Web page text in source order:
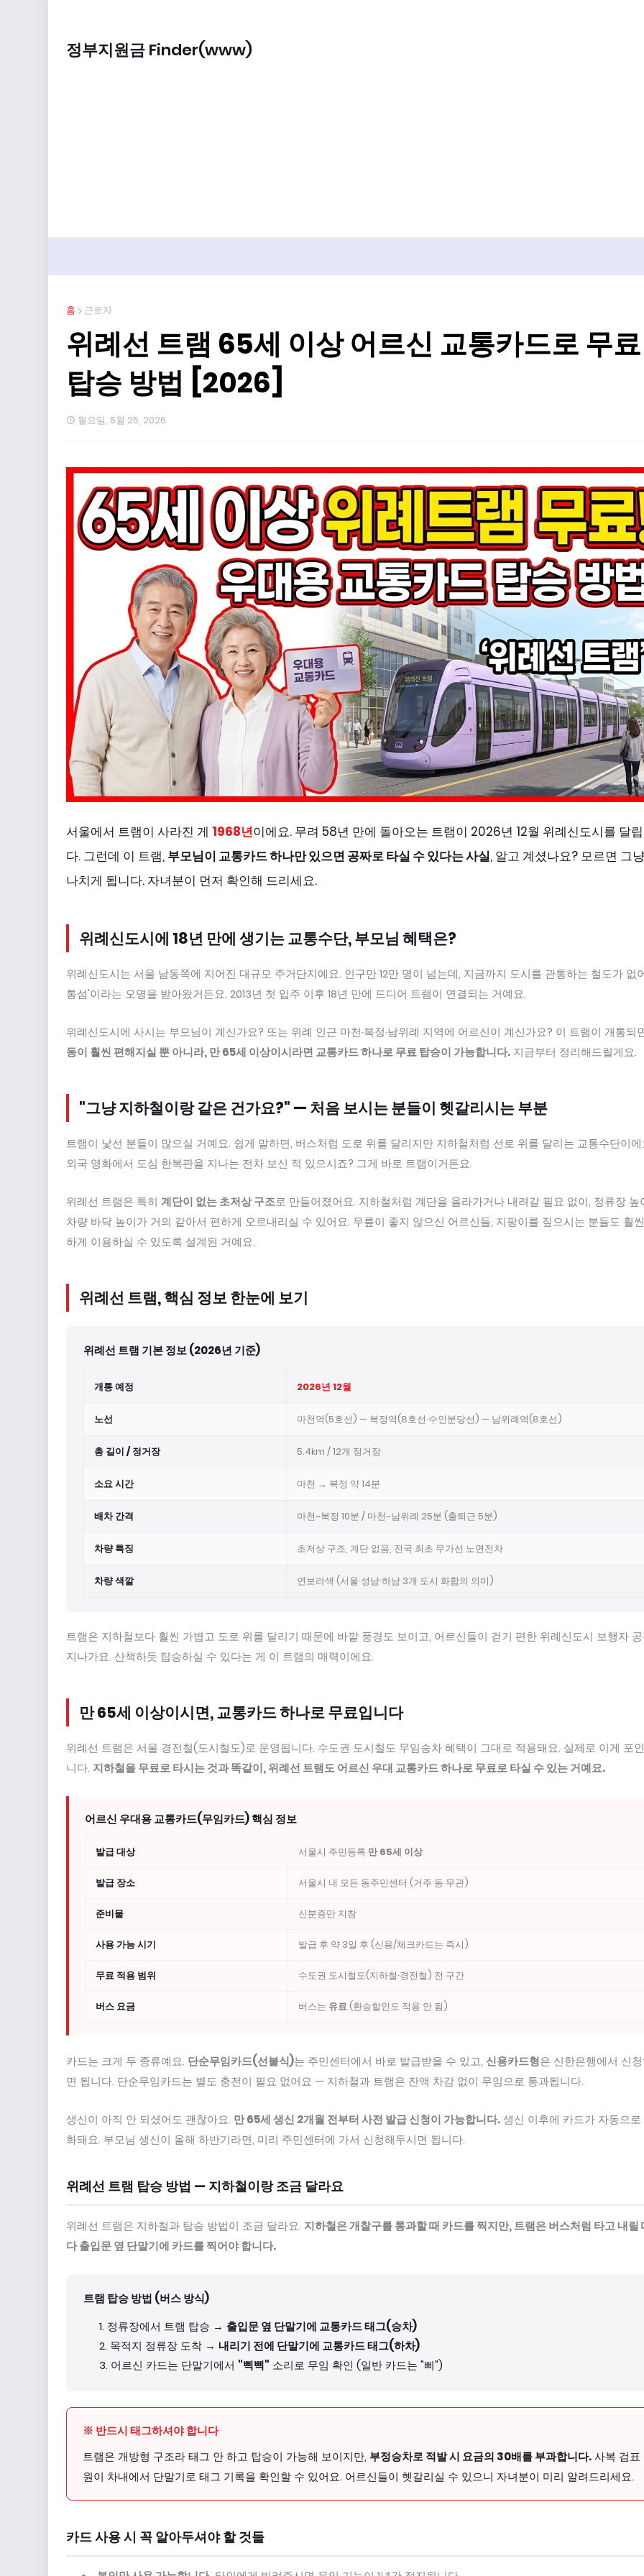
정부지원금 Finder(www)
홈 근로자
위례선 트램 65세 이상 어르신 교통카드로 무료
탑승 방법 [2026]
월요일, 5월 25, 2026
서울에서 트램이 사라진 게 1968년이에요. 무려 58년 만에 돌아오는 트램이 2026년 12월 위례신도시를 달
다. 그런데 이 트램, 부모님이 교통카드 하나만 있으면 공짜로 타실 수 있다는 사실, 알고 계셨나요? 모르면 그
나치게 됩니다. 자녀분이 먼저 확인해 드리세요.
위례신도시에 18년 만에 생기는 교통수단, 부모님 혜택은?
위례신도시는 서울 남동쪽에 지어진 대규모 주거단지예요. 인구만 12만 명이 넘는데, 지금까지 도시를 관통하는 철도가 없
통섬'이라는 오명을 받아왔거든요. 2013년 첫 입주 이후 18년 만에 드디어 트램이 연결되는 거예요.
위례신도시에 사시는 부모님이 계신가요? 또는 위례 인근 마천·복정·남위례 지역에 어르신이 계신가요? 이 트램이 개통되
동이 훨씬 편해지실 뿐 아니라, 만 65세 이상이시라면 교통카드 하나로 무료 탑승이 가능합니다. 지금부터 정리해드릴게요.
"그냥 지하철이랑 같은 건가요?" — 처음 보시는 분들이 헷갈리시는 부분
트램이 낯선 분들이 많으실 거예요. 쉽게 말하면, 버스처럼 도로 위를 달리지만 지하철처럼 선로 위를 달리는 교통수단이에
외국 영화에서 도심 한복판을 지나는 전차 보신 적 있으시죠? 그게 바로 트램이거든요.
위례선 트램은 특히 계단이 없는 초저상 구조로 만들어졌어요. 지하철처럼 계단을 올라가거나 내려갈 필요 없이, 정류장 높
차량 바닥 높이가 거의 같아서 편하게 오르내리실 수 있어요. 무릎이 좋지 않으신 어르신들, 지팡이를 짚으시는 분들도 훨
하게 이용하실 수 있도록 설계된 거예요.
위례선 트램, 핵심 정보 한눈에 보기
위례선 트램 기본 정보 (2026년 기준)
개통 예정 2026년 12월
노선 마천역(5호선) — 복정역(8호선·수인분당선) — 남위례역(8호선)
총 길이 / 정거장 5.4km / 12개 정거장
소요 시간 마천 → 복정 약 14분
배차 간격 마천~복정 10분 / 마천~남위례 25분 (출퇴근 5분)
차량 특징 초저상 구조, 계단 없음, 전국 최초 무가선 노면전차
차량 색깔 연보라색 (서울·성남·하남 3개 도시 화합의 의미)
트램은 지하철보다 훨씬 가볍고 도로 위를 달리기 때문에 바깥 풍경도 보이고, 어르신들이 걷기 편한 위례신도시 보행자
지나가요. 산책하듯 탑승하실 수 있다는 게 이 트램의 매력이에요.
만 65세 이상이시면, 교통카드 하나로 무료입니다
위례선 트램은 서울 경전철(도시철도)로 운영됩니다. 수도권 도시철도 무임승차 혜택이 그대로 적용돼요. 실제로 이게 포
니다. 지하철을 무료로 타시는 것과 똑같이, 위례선 트램도 어르신 우대 교통카드 하나로 무료로 타실 수 있는 거예요.
어르신 우대용 교통카드(무임카드) 핵심 정보
발급 대상 서울시 주민등록 만 65세 이상
발급 장소 서울시 내 모든 동주민센터 (거주 동 무관)
준비물 신분증만 지참
사용 가능 시기 발급 후 약 3일 후 (신용/체크카드는 즉시)
무료 적용 범위 수도권 도시철도(지하철·경전철) 전 구간
버스 요금 버스는 유료 (환승할인도 적용 안 됨)
카드는 크게 두 종류예요. 단순무임카드(선불식)는 주민센터에서 바로 발급받을 수 있고, 신용카드형은 신한은행에서 신
면 됩니다. 단순무임카드는 별도 충전이 필요 없어요 — 지하철과 트램은 잔액 차감 없이 무임으로 통과됩니다.
생신이 아직 안 되셨어도 괜찮아요. 만 65세 생신 2개월 전부터 사전 발급 신청이 가능합니다.생신 이후에 카드가 자동으로
화돼요. 부모님 생신이 올해 하반기라면, 미리 주민센터에 가서 신청해두시면 됩니다.
위례선 트램 탑승 방법 — 지하철이랑 조금 달라요
위례선 트램은 지하철과 탑승 방법이 조금 달라요. 지하철은 개찰구를 통과할 때 카드를 찍지만, 트램은 버스처럼 타고 내릴
다 출입문 옆 단말기에 카드를 찍어야 합니다.
트램 탑승 방법 (버스 방식)
정류장에서 트램 탑승 → 출입문 옆 단말기에 교통카드 태그(승차)
목적지 정류장 도착 → 내리기 전에 단말기에 교통카드 태그(하차)
어르신 카드는 단말기에서 "삑삑" 소리로 무임 확인 (일반 카드는 "삐")
※ 반드시 태그하셔야 합니다
트램은 개방형 구조라 태그 안 하고 탑승이 가능해 보이지만, 부정승차로 적발 시 요금의 30배를 부과합니다.사복 검표
원이 차내에서 단말기로 태그 기록을 확인할 수 있어요. 어르신들이 헷갈리실 수 있으니 자녀분이 미리 알려드리세요.
카드 사용 시 꼭 알아두셔야 할 것들